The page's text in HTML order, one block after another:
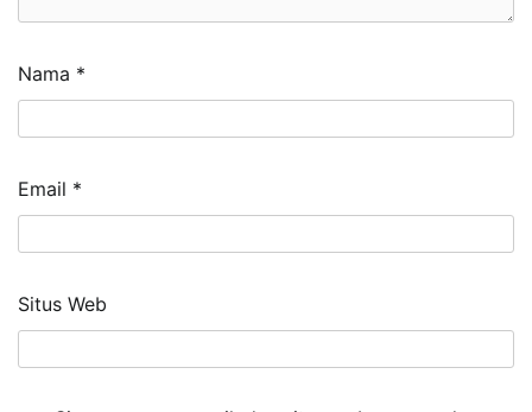
Nama *
Email *
Situs Web